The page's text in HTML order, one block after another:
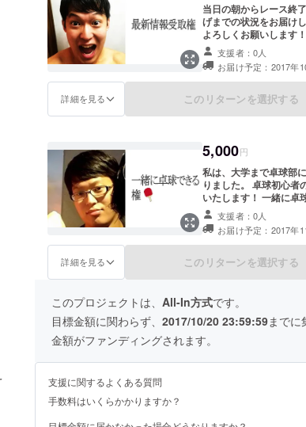
当日の朝からレース終
げまでの状況をお届け
よろしくお願いします！
支援者：0人
お届け予定：2017年
詳細を見る このリターンを選択する
5,000円
私は、大学まで卓球部
りました。 卓球初心者
いたします！ 一緒に卓
う！！支援者：0人
お届け予定：2017年
詳細を見る このリターンを選択する
このプロジェクトは、 All-In方式です。
目標金額に関わらず、 2017/10/20 23:59:59までに
金額がファンディングされます。
支援に関するよくある質問
手数料はいくらかかりますか？